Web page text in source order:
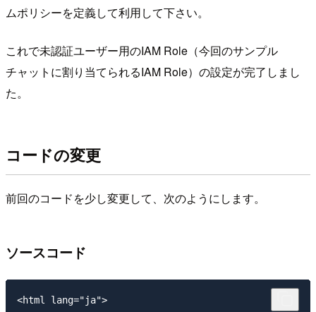
ムポリシーを定義して利用して下さい。
これで未認証ユーザー用のIAM Role（今回のサンプル
チャットに割り当てられるIAM Role）の設定が完了しまし
た。
コードの変更
前回のコードを少し変更して、次のようにします。
ソースコード
<html lang="ja">